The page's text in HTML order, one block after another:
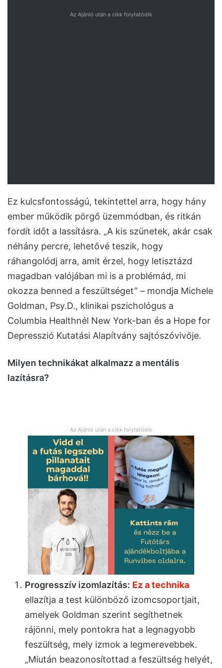
Az Ajánló után a cikk folytatódik
Ez kulcsfontosságú, tekintettel arra, hogy hány
ember működik pörgő üzemmódban, és ritkán
fordít időt a lassításra. „A kis szünetek, akár csak
néhány percre, lehetővé teszik, hogy
ráhangolódj arra, amit érzel, hogy letisztázd
magadban valójában mi is a problémád, mi
okozza benned a feszültséget” – mondja Michele
Goldman, Psy.D., klinikai pszichológus a
Columbia Healthnél New York-ban és a Hope for
Depresszió Kutatási Alapítvány sajtószóvivője.
Milyen technikákat alkalmazz a mentális
lazításra?
Az Ajánló után a cikk folytatódik
Progresszív izomlazítás: Ez a technika
ellazítja a test különböző izomcsoportjait,
amelyek Goldman szerint segíthetnek
rájönni, mely pontokra hat a legnagyobb
feszültség, mely izmok a legmerevebbek.
„Miután beazonosítottad a feszültség helyét,